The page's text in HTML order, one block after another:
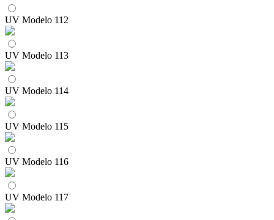
UV Modelo 112
UV Modelo 113
UV Modelo 114
UV Modelo 115
UV Modelo 116
UV Modelo 117